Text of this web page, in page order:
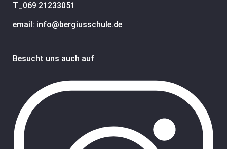
T_ 069 21233051
email: info@bergiusschule.de
Besucht uns auch auf